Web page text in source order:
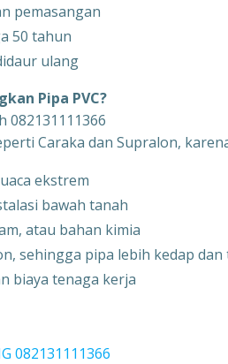
pemasangan
50 tahun
ulang
Pipa PVC?
082131111366
Caraka dan Supralon,
ekstrem
bawah tanah
atau bahan kimia
sehingga pipa lebih kedap
biaya tenaga kerja
082131111366